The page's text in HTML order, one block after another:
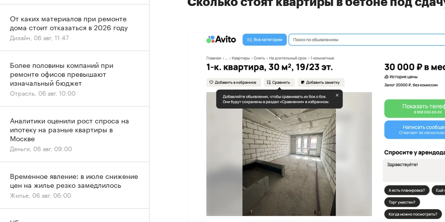
От каких материалов при ремонте
дома стоит отказаться в 2026 году
Дизайн, 06 авг, 11:47
Более половины компаний при
ремонте офисов превышают
изначальный бюджет
Отрасль, 06 авг, 10:00
Аналитики оценили рост спроса на
ипотеку на разные квартиры в
Москве
Деньги, 06 авг, 09:00
Временное явление: в июле снижение
цен на жилье резко замедлилось
Жилье, 06 авг, 06:00